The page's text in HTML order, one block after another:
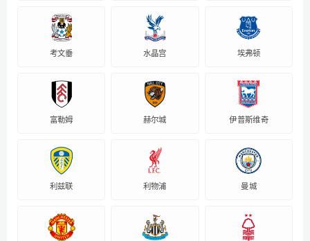
考文垂 水晶宫 埃弗顿
富勒姆 赫尔城 伊普斯维奇
利兹联 利物浦 曼城